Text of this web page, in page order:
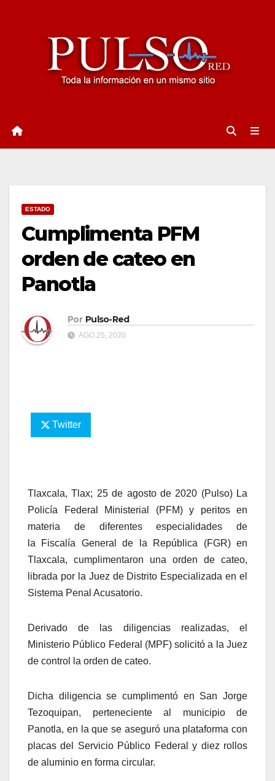
ESTADO
Cumplimenta PFM
orden de cateo en
Panotla
Por Pulso-Red
AGO 25, 2020
Twitter
Tlaxcala, Tlax; 25 de agosto de 2020 (Pulso) La
Policía Federal Ministerial (PFM) y peritos en
materia de diferentes especialidades de
la Fiscalía General de la República (FGR) en
Tlaxcala, cumplimentaron una orden de cateo,
librada por la Juez de Distrito Especializada en el
Sistema Penal Acusatorio.
Derivado de las diligencias realizadas, el
Ministerio Público Federal (MPF) solicitó a la Juez
de control la orden de cateo.
Dicha diligencia se cumplimentó en San Jorge
Tezoquipan, perteneciente al municipio de
Panotla, en la que se aseguró una plataforma con
placas del Servicio Público Federal y diez rollos
de aluminio en forma circular.